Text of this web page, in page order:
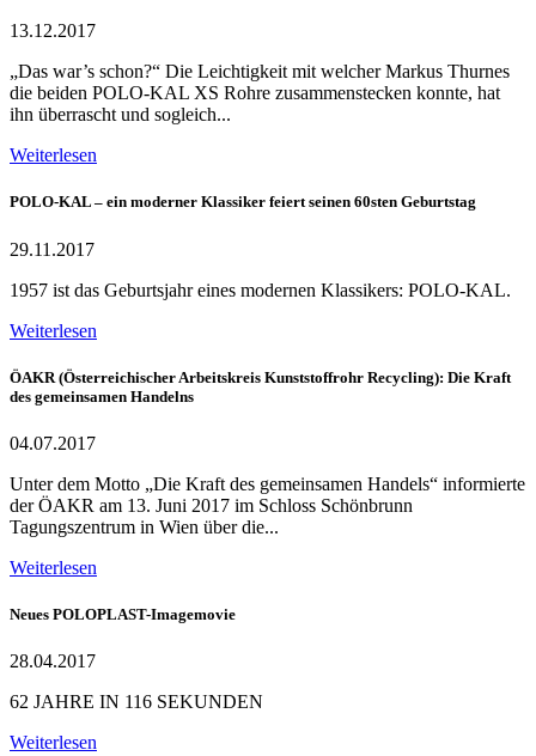
13.12.2017
„Das war’s schon?“ Die Leichtigkeit mit welcher Markus Thurnes
die beiden POLO-KAL XS Rohre zusammenstecken konnte, hat
ihn überrascht und sogleich...
Weiterlesen
POLO-KAL – ein moderner Klassiker feiert seinen 60sten Geburtstag
29.11.2017
1957 ist das Geburtsjahr eines modernen Klassikers: POLO-KAL.
Weiterlesen
ÖAKR (Österreichischer Arbeitskreis Kunststoffrohr Recycling): Die Kraft
des gemeinsamen Handelns
04.07.2017
Unter dem Motto „Die Kraft des gemeinsamen Handels“ informierte
der ÖAKR am 13. Juni 2017 im Schloss Schönbrunn
Tagungszentrum in Wien über die...
Weiterlesen
Neues POLOPLAST-Imagemovie
28.04.2017
62 JAHRE IN 116 SEKUNDEN
Weiterlesen